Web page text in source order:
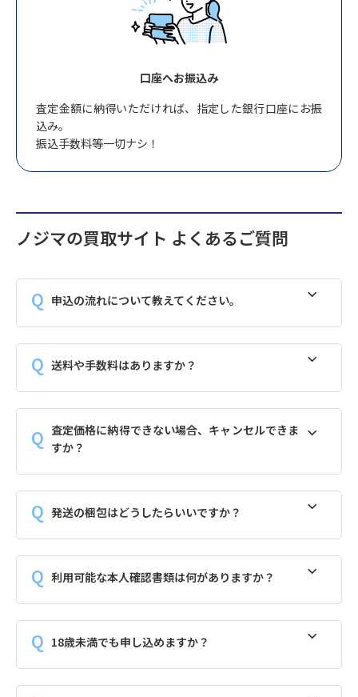
口座へお振込み
査定金額に納得いただければ、指定した銀行口座にお振
込み。
振込手数料等一切ナシ！
ノジマの買取サイト よくあるご質問
申込の流れについて教えてください。
送料や手数料はありますか？
査定価格に納得できない場合、キャンセルできま
すか？
発送の梱包はどうしたらいいですか？
利用可能な本人確認書類は何がありますか？
18歳未満でも申し込めますか？